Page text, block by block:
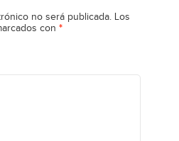
no será publicada. Los
con *